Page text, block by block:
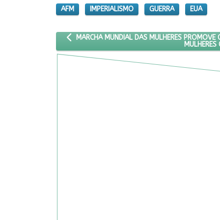
AFM IMPERIALISMO GUERRA EUA
ARTIGO ANTERIOR: MARCHA MUNDIAL DAS
MARCHA MUNDIAL DAS MULHERES
MULHERES